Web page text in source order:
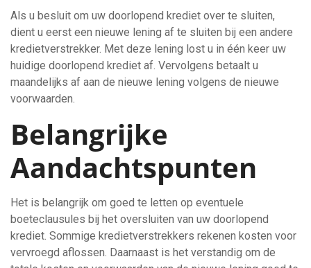
Als u besluit om uw doorlopend krediet over te sluiten,
dient u eerst een nieuwe lening af te sluiten bij een andere
kredietverstrekker. Met deze lening lost u in één keer uw
huidige doorlopend krediet af. Vervolgens betaalt u
maandelijks af aan de nieuwe lening volgens de nieuwe
voorwaarden.
Belangrijke
Aandachtspunten
Het is belangrijk om goed te letten op eventuele
boeteclausules bij het oversluiten van uw doorlopend
krediet. Sommige kredietverstrekkers rekenen kosten voor
vervroegd aflossen. Daarnaast is het verstandig om de